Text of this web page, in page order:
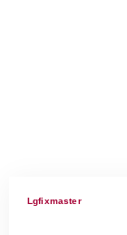
Lgfixmaster